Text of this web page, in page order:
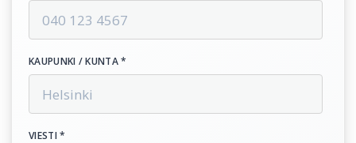
KAUPUNKI / KUNTA *
VIESTI *